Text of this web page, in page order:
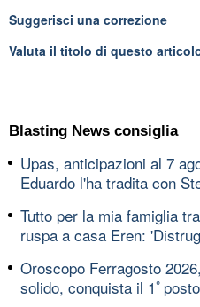
Suggerisci una correzione
Valuta il titolo di questo
Blasting News consiglia
Upas, anticipazioni al 7
Eduardo l'ha tradita con
Tutto per la mia famiglia
ruspa a casa Eren:
Oroscopo Ferragosto
solido, conquista il 1ﾟposto